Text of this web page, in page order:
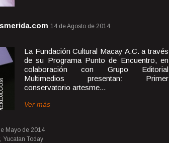
14 de Agosto de 2014
La Fundación Cultural Macay A.C. a través
de su Programa Punto de Encuentro, en
colaboración con Grupo Editorial
Multimedios presentan: Primer
conservatorio artesme...
Ver más
Mayo de 2014
Yucatan Today